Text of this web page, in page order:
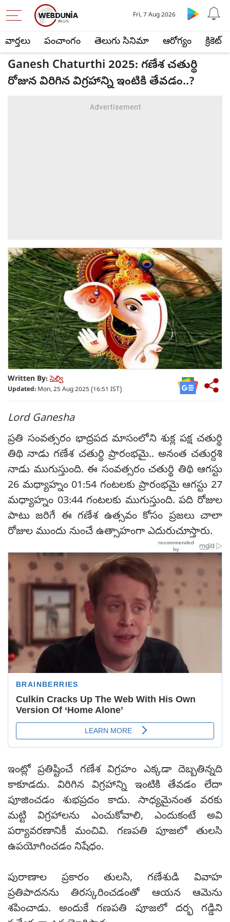
వార్తలు పంచాంగం తెలుగు సినిమా ఆరోగ్యం క్రికెట్
Fri, 7 Aug 2026
Ganesh Chaturthi 2025: గణేశ చతుర్థి
రోజున విరిగిన విగ్రహాన్ని ఇంటికి తేవడం..?
Written By: సెల్వి
Updated: Mon, 25 Aug 2025 (16:51 IST)
Lord Ganesha
ప్రతి సంవత్సరం భాద్రపద మాసంలోని శుక్ల పక్ష చతుర్థి
తిథి నాడు గణేశ చతుర్థి ప్రారంభమై.. అనంత చతుర్దశి
నాడు ముగుస్తుంది. ఈ సంవత్సరం చతుర్థి తిథి ఆగస్టు
26 మధ్యాహ్నం 01:54 గంటలకు ప్రారంభమై ఆగస్టు 27
మధ్యాహ్నం 03:44 గంటలకు ముగుస్తుంది. పది రోజుల
పాటు జరిగే ఈ గణేశ ఉత్సవం కోసం ప్రజలు చాలా
రోజుల ముందు నుంచే ఉత్సాహంగా ఎదురుచూస్తారు.
ఇంట్లో ప్రతిష్టించే గణేశ విగ్రహం ఎక్కడా దెబ్బతిన్నది
కాకూడదు. విరిగిన విగ్రహాన్ని ఇంటికి తేవడం లేదా
పూజించడం శుభప్రదం కాదు. సాధ్యమైనంత వరకు
మట్టి విగ్రహాలను ఎంచుకోవాలి, ఎందుకంటే అవి
పర్యావరణానికీ మంచివి. గణపతి పూజలో తులసి
ఉపయోగించడం నిషేధం.
పురాణాల ప్రకారం తులసి, గణేశుడి వివాహ
ప్రతిపాదనను తిరస్కరించడంతో ఆయన ఆమెను
శపించాడు. అందుకే గణపతి పూజలో దర్భ గడ్డిని